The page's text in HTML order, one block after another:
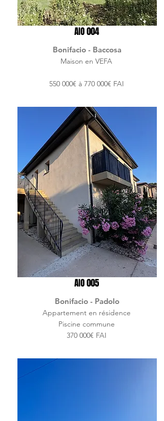
AIO 004
Bonifacio - Baccosa
Maison en VEFA
550 000€ à 770 000€ FAI
AIO 005
Bonifacio - Padolo
Appartement en résidence
Piscine commune
370 000€ FAI